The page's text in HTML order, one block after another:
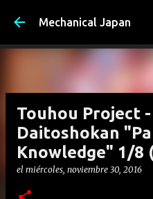
Ir al
Mechanical Japan
Touhou Project
Daitoshokan
Knowledge" 1/8
el miércoles, noviembre 30, 2016